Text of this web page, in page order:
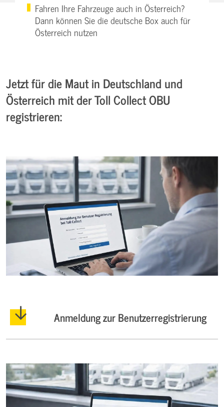
Fahren Ihre Fahrzeuge auch in Österreich?
Dann können Sie die deutsche Box auch für
Österreich nutzen
Jetzt für die Maut in Deutschland und
Österreich mit der Toll Collect OBU
registrieren:
Anmeldung zur Benutzerregistrierung